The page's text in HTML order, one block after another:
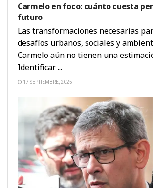
Carmelo en foco: cuánto cuesta
futuro
Las transformaciones necesarias
desafíos urbanos, sociales y
Carmelo aún no tienen una
Identificar ...
17 SEPTIEMBRE, 2025